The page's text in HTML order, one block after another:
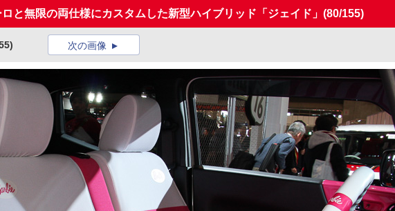
と無限の両仕様にカスタムした新型ハイブリッド「ジェイド」 (80/155)
次の画像